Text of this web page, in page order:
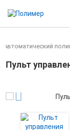
Автоматический
Пульт